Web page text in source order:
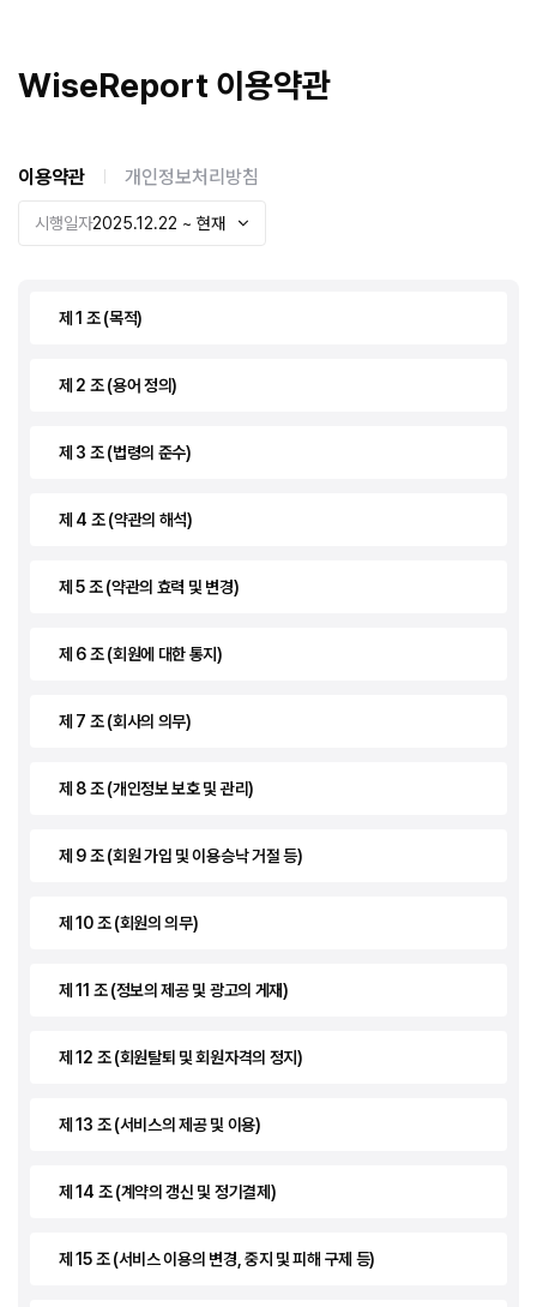
WiseReport 이용약관
이용약관 개인정보처리방침
시행일자2025.12.22 ~ 현재
제 1 조 (목적)
제 2 조 (용어 정의)
제 3 조 (법령의 준수)
제 4 조 (약관의 해석)
제 5 조 (약관의 효력 및 변경)
제 6 조 (회원에 대한 통지)
제 7 조 (회사의 의무)
제 8 조 (개인정보 보호 및 관리)
제 9 조 (회원 가입 및 이용승낙 거절 등)
제 10 조 (회원의 의무)
제 11 조 (정보의 제공 및 광고의 게재)
제 12 조 (회원탈퇴 및 회원자격의 정지)
제 13 조 (서비스의 제공 및 이용)
제 14 조 (계약의 갱신 및 정기결제)
제 15 조 (서비스 이용의 변경, 중지 및 피해 구제 등)